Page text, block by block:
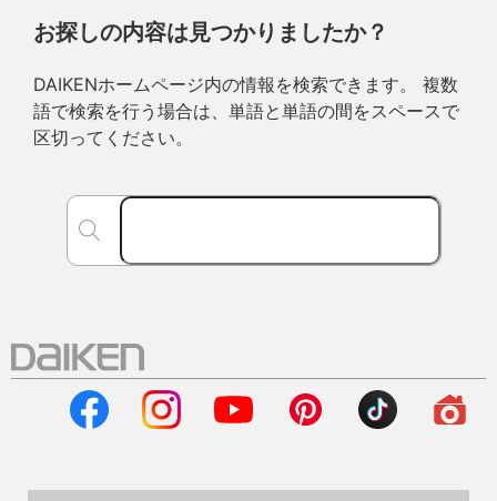
お探しの内容は見つかりましたか？
DAIKENホームページ内の情報を検索できます。 複数
語で検索を行う場合は、単語と単語の間をスペースで
区切ってください。